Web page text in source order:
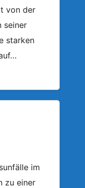
von der
seiner
starken
im
zu einer